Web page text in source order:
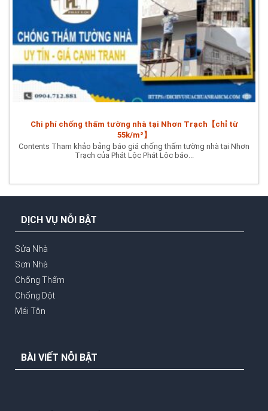
Chi phí chống thấm tường nhà tại Nhơn Trạch【chỉ từ
55k/m²】
Contents Tham khảo bảng báo giá chống thấm tường nhà tại Nhơn
Trạch của Phát Lộc Phát Lộc báo...
DỊCH VỤ NỖI BẬT
Sửa Nhà
Sơn Nhà
Chống Thấm
Chống Dột
Mái Tôn
BÀI VIẾT NỖI BẬT